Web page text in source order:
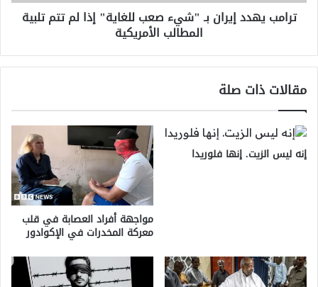
تتم
الأمريكية
ترامب يهدد إيران بـ "شيء صعب للغاية" إذا لم تتم تلبية
المطالب الأمريكية
مقالات ذات صلة
إنه ليس الزيت. إنها فلوريدا
مواجهة أفراد العصابة في قلب
معركة المخدرات في الإكوادور